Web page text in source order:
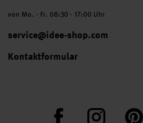
von Mo. - Fr. 08:30 - 17:00 Uhr
service@idee-shop.com
Kontaktformular
FacebookInstagram